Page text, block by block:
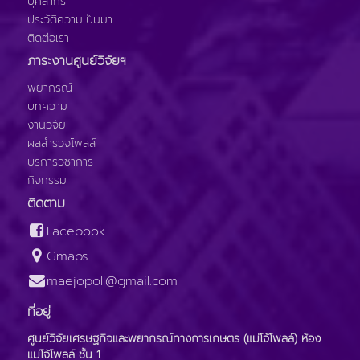
ประวัติความเป็นมา
ติดต่อเรา
ภาระงานศูนย์วิจัยฯ
พยากรณ์
บทความ
งานวิจัย
ผลสำรวจโพลล์
บริการวิชาการ
กิจกรรม
ติดตาม
Facebook
Gmaps
maejopoll@gmail.com
ที่อยู่
ศูนย์วิจัยเศรษฐกิจและพยากรณ์ทางการเกษตร (แม่โจ้โพลล์) ห้อง
แม่โจ้โพลล์ ชั้น 1